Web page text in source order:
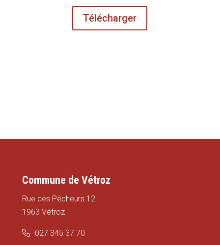
Télécharger
Commune de Vétroz
Rue des Pêcheurs 12
1963 Vétroz
027 345 37 70